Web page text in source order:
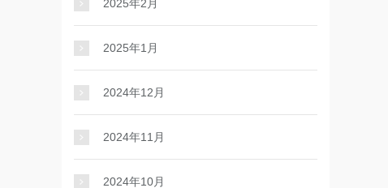
2025年2月
2025年1月
2024年12月
2024年11月
2024年10月